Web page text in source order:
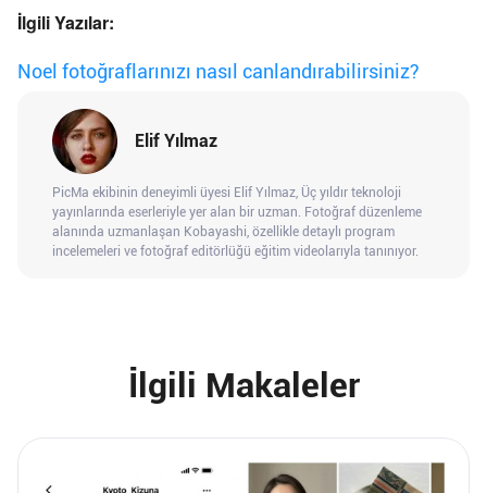
İlgili Yazılar:
Noel fotoğraflarınızı nasıl canlandırabilirsiniz?
Elif Yılmaz
PicMa ekibinin deneyimli üyesi Elif Yılmaz, Üç yıldır teknoloji
yayınlarında eserleriyle yer alan bir uzman. Fotoğraf düzenleme
alanında uzmanlaşan Kobayashi, özellikle detaylı program
incelemeleri ve fotoğraf editörlüğü eğitim videolarıyla tanınıyor.
İlgili Makaleler